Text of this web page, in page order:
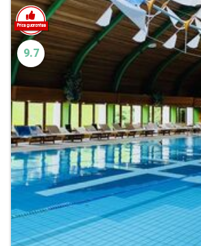
9.7